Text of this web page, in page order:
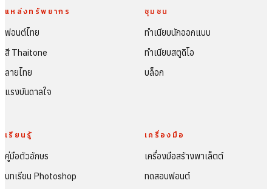
แหล่งทรัพยากร
ฟอนต์ไทย
สี Thaitone
ลายไทย
แรงบันดาลใจ
ชุมชน
ทำเนียบนักออกแบบ
ทำเนียบสตูดิโอ
บล็อก
เรียนรู้
คู่มือตัวอักษร
บทเรียน Photoshop
เครื่องมือ
เครื่องมือสร้างพาเล็ตต์
ทดสอบฟอนต์